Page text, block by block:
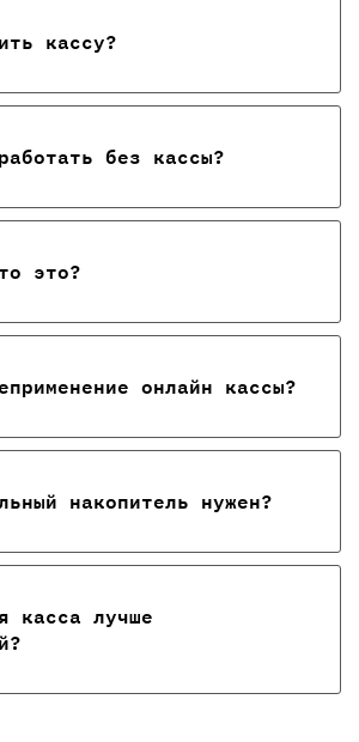
кассу?
без кассы?
это?
онлайн кассы?
накопитель нужен?
касса лучше